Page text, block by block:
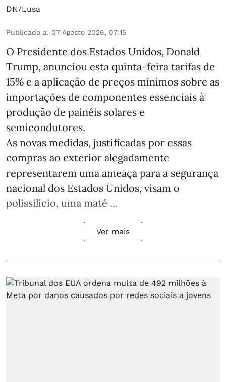
DN/Lusa
Publicado a: 07 Agosto 2026, 07:15
O Presidente dos Estados Unidos, Donald
Trump, anunciou esta quinta-feira tarifas de
15% e a aplicação de preços mínimos sobre as
importações de componentes essenciais à
produção de painéis solares e
semicondutores.
As novas medidas, justificadas por essas
compras ao exterior alegadamente
representarem uma ameaça para a segurança
nacional dos Estados Unidos, visam o
polissilício, uma maté ...
Ver mais